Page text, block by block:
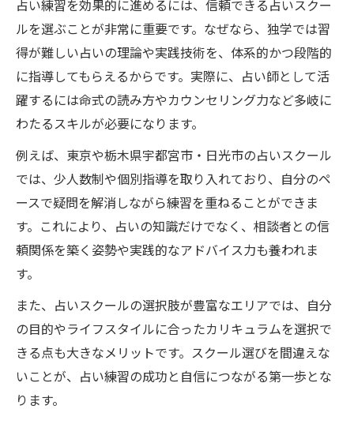
占い練習を効果的に進めるには、信頼できる占いスクー
ルを選ぶことが非常に重要です。なぜなら、独学では習
得が難しい占いの理論や実践技術を、体系的かつ段階的
に指導してもらえるからです。実際に、占い師として活
躍するには命式の読み方やカウンセリング力など多岐に
わたるスキルが必要になります。
例えば、東京や栃木県宇都宮市・日光市の占いスクール
では、少人数制や個別指導を取り入れており、自分のペ
ースで疑問を解消しながら練習を重ねることができま
す。これにより、占いの知識だけでなく、相談者との信
頼関係を築く姿勢や実践的なアドバイス力も養われま
す。
また、占いスクールの選択肢が豊富なエリアでは、自分
の目的やライフスタイルに合ったカリキュラムを選択で
きる点も大きなメリットです。スクール選びを間違えな
いことが、占い練習の成功と自信につながる第一歩とな
ります。